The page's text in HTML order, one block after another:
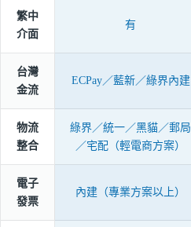
繁中
介面
有
台灣
金流
ECPay／藍新／綠界內建
物流
整合
綠界／統一／黑貓／郵局
／宅配（輕電商方案）
電子
發票
內建（專業方案以上）